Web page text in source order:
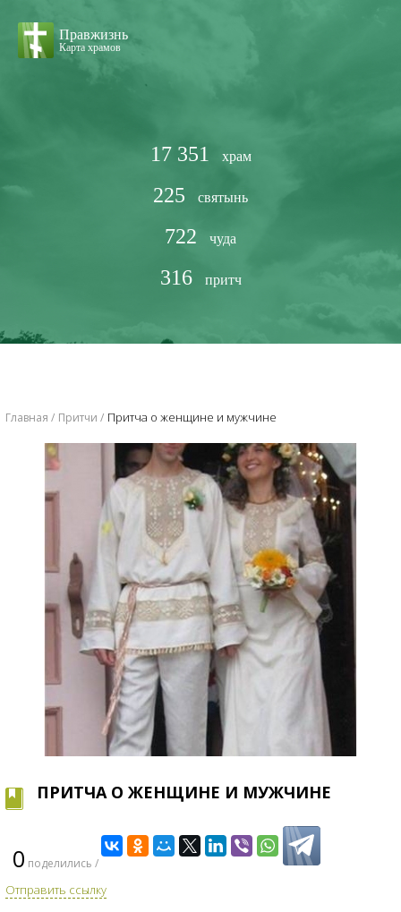
Правжизнь
Карта храмов
17 351 храм
225 святынь
722 чуда
316 притч
Главная Притчи ​Притча о женщине и мужчине
​ПРИТЧА О ЖЕНЩИНЕ И МУЖЧИНЕ
0 поделились /
Отправить ссылку